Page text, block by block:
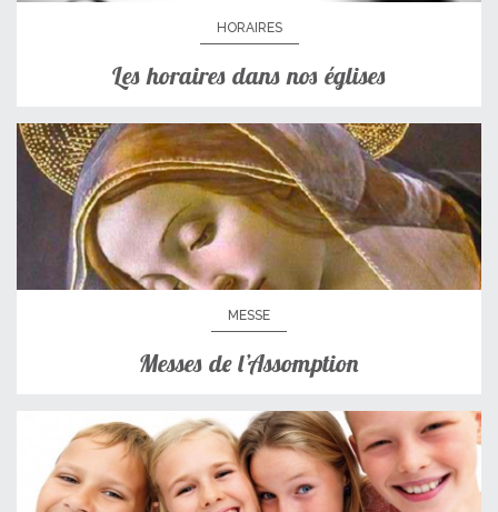
HORAIRES
Les horaires dans nos églises
MESSE
Messes de l’Assomption